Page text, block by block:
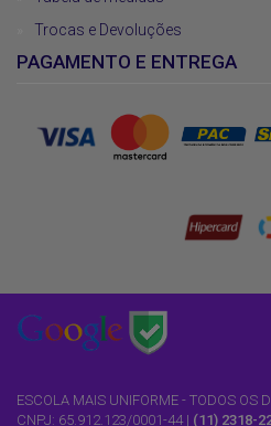
Trocas e Devoluções
PAGAMENTO E ENTREGA
ESCOLA MAIS UNIFORME - TODOS OS
CNPJ: 65.912.123/0001-44 | (11) 2318-